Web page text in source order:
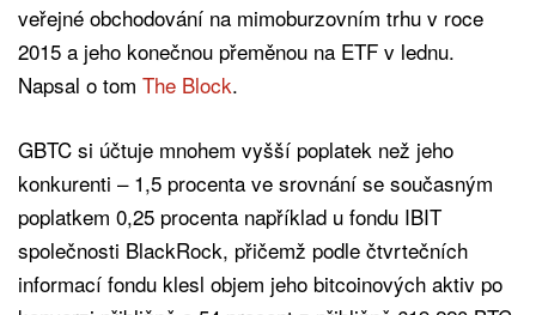
veřejné obchodování na mimoburzovním trhu v roce
2015 a jeho konečnou přeměnou na ETF v lednu.
Napsal o tom The Block.
GBTC si účtuje mnohem vyšší poplatek než jeho
konkurenti – 1,5 procenta ve srovnání se současným
poplatkem 0,25 procenta například u fondu IBIT
společnosti BlackRock, přičemž podle čtvrtečních
informací fondu klesl objem jeho bitcoinových aktiv po